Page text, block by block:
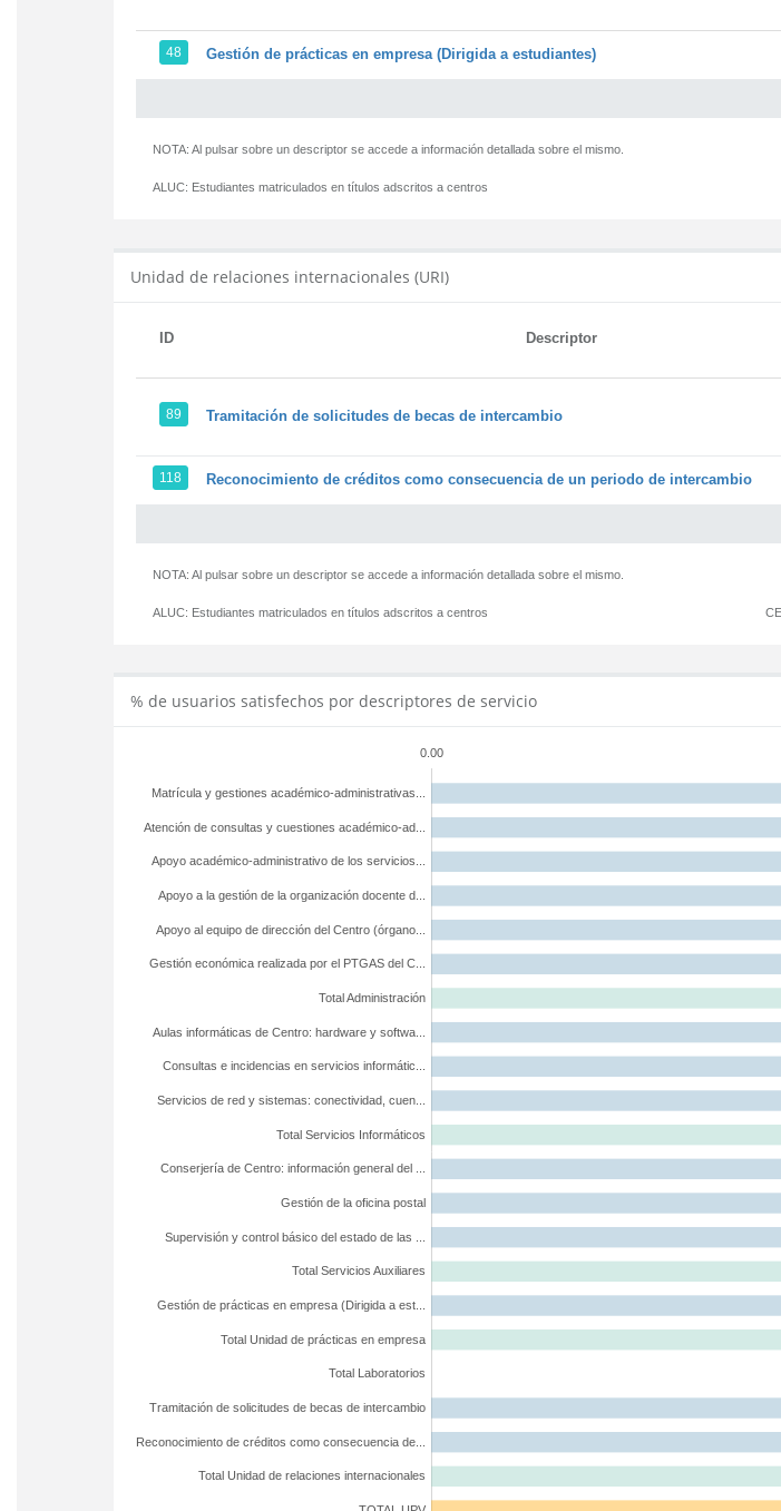
48 Gestión de prácticas en empresa (Dirigida a estudiantes)
NOTA: Al pulsar sobre un descriptor se accede a información detallada sobre el mismo.
ALUC: Estudiantes matriculados en títulos adscritos a centros
Unidad de relaciones internacionales (URI)
ID Descriptor
89 Tramitación de solicitudes de becas de intercambio
118 Reconocimiento de créditos como consecuencia de un periodo de intercambio
NOTA: Al pulsar sobre un descriptor se accede a información detallada sobre el mismo.
ALUC: Estudiantes matriculados en títulos adscritos a centros
% de usuarios satisfechos por descriptores de servicio
0.00
Total Unidad de relaciones internacionales
Reconocimiento de créditos como consecuencia de...
Tramitación de solicitudes de becas de intercambio
Total Laboratorios
Total Unidad de prácticas en empresa
Gestión de prácticas en empresa (Dirigida a est...
Total Servicios Auxiliares
Supervisión y control básico del estado de las ...
Gestión de la oficina postal
Conserjería de Centro: información general del ...
Total Servicios Informáticos
Servicios de red y sistemas: conectividad, cuen...
Consultas e incidencias en servicios informátic...
Aulas informáticas de Centro: hardware y softwa...
Total Administración
Gestión económica realizada por el PTGAS del C...
Apoyo al equipo de dirección del Centro (órgano...
Apoyo a la gestión de la organización docente d...
Apoyo académico-administrativo de los servicios...
Atención de consultas y cuestiones académico-ad...
Matrícula y gestiones académico-administrativas...